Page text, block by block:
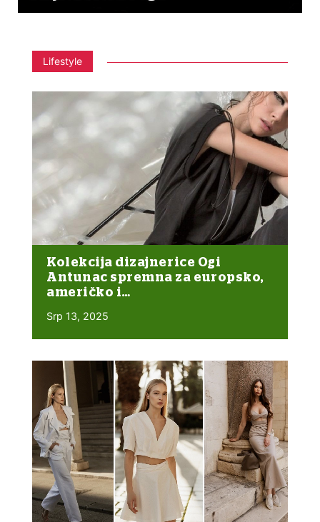
Lifestyle
Kolekcija dizajnerice Ogi
Antunac spremna za europsko,
američko i…
Srp 13, 2025